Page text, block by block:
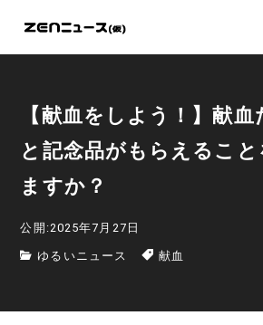
【献血をしよう！】献
と記念品がもらえるこ
ますか？
公開:2025年7月27日
ゆるいニュース 献血